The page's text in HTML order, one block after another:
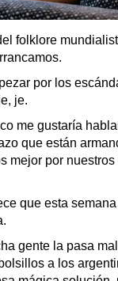
folklore
por los
je.
me gustaría
que están
mejor por
que esta
gente la pasa
a los